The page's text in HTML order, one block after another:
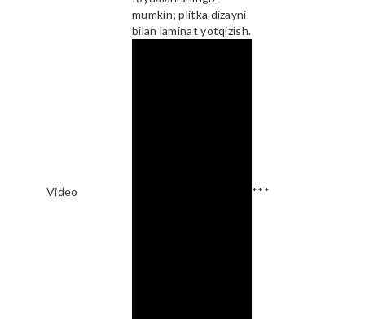
mumkin; plitka dizayni
bilan laminat yotqizish.
Video ***